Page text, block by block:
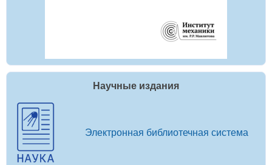
Научные издания
Электронная библиотечная система